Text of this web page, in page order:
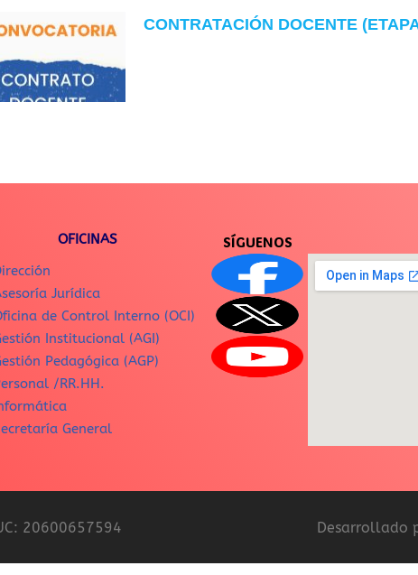
CONTRATACIÓN DOCENTE
OFICINAS
Jurídica
de Control Interno (OCI)
Institucional (AGI)
Pedagógica (AGP)
/RR.HH.
General
SÍGUENOS
20600657594 Desarrollado